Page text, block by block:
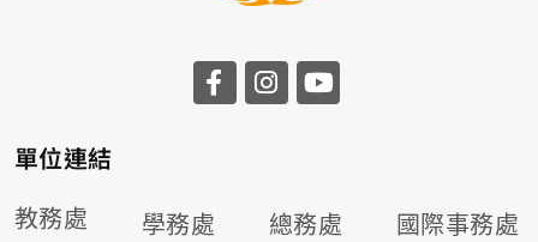
前往長庚大學facebook
前往長庚大學
單位連結
教務處
學務處 總務處
國際事務處